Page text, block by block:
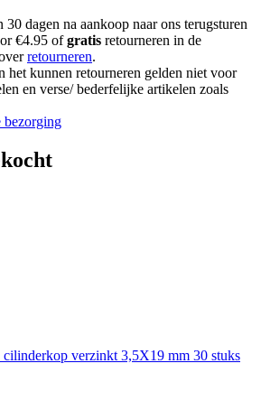
dagen na aankoop naar ons terugsturen
€4.95 ofgratis retourneren in de
retourneren.
het kunnen retourneren gelden niet voor
en verse/ bederfelijke artikelen zoals
bezorging
cilinderkop verzinkt 3,5X19 mm 30 stuks